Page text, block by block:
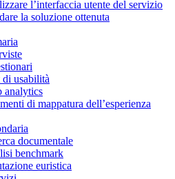
l’interfaccia utente del servizio
la soluzione ottenuta
di usabilità
analytics
di mappatura dell’esperienza
documentale
benchmark
euristica